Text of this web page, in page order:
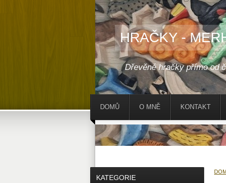
HRAČKY -
Dřevěné hračky přímo od
KATEGORIE
DOMŮ O MNĚ KONTAKT